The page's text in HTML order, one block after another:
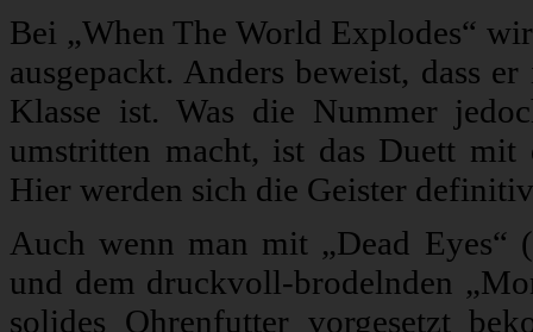
Bei „When The World Explodes“
ausgepackt. Anders beweist, dass
Klasse ist. Was die Nummer
umstritten macht, ist das Duett mit
Hier werden sich die Geister
Auch wenn man mit „Dead Eyes“
und dem druckvoll-brodelnden
solides Ohrenfutter vorgesetzt